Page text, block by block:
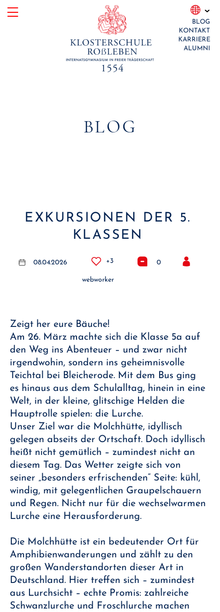
Skip
BLOG
KONTAKT
KARRIERE
ALUMNI
BLOG
EXKURSIONEN DER 5.
KLASSEN
08.04.2026 +3 0
webworker
Zeigt her eure Bäuche!
Am 26. März machte sich die Klasse 5a auf
den Weg ins Abenteuer – und zwar nicht
irgendwohin, sondern ins geheimnisvolle
Teichtal bei Bleicherode. Mit dem Bus ging
es hinaus aus dem Schulalltag, hinein in eine
Welt, in der kleine, glitschige Helden die
Hauptrolle spielen: die Lurche.
Unser Ziel war die Molchhütte, idyllisch
gelegen abseits der Ortschaft. Doch idyllisch
heißt nicht gemütlich – zumindest nicht an
diesem Tag. Das Wetter zeigte sich von
seiner „besonders erfrischenden“ Seite: kühl,
windig, mit gelegentlichen Graupelschauern
und Regen. Nicht nur für die wechselwarmen
Lurche eine Herausforderung.
Die Molchhütte ist ein bedeutender Ort für
Amphibienwanderungen und zählt zu den
großen Wanderstandorten dieser Art in
Deutschland. Hier treffen sich – zumindest
aus Lurchsicht – echte Promis: zahlreiche
Schwanzlurche und Froschlurche machen